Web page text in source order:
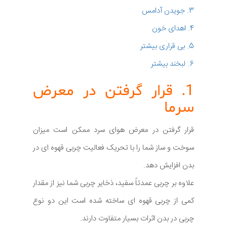
3. جویدن آدامس
4. اهدای خون
5. بی قراری بیشتر
6. لبخند بیشتر
1. قرار گرفتن در معرض
سرما
قرار گرفتن در معرض هوای سرد ممکن است میزان
سوخت و ساز شما را با تحریک فعالیت چربی قهوه ای در
بدن افزایش دهد.
علاوه بر چربی عمدتاً سفید، ذخایر چربی شما نیز از مقدار
کمی از چربی قهوه ای ساخته شده است این دو نوع
چربی در بدن اثرات بسیار متفاوت دارند.